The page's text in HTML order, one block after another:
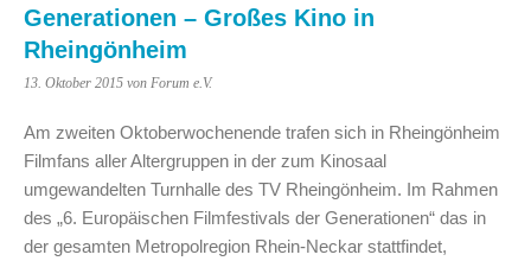
Generationen – Großes Kino in
Rheingönheim
13. Oktober 2015 von Forum e.V.
Am zweiten Oktoberwochenende trafen sich in Rheingönheim
Filmfans aller Altergruppen in der zum Kinosaal
umgewandelten Turnhalle des TV Rheingönheim. Im Rahmen
des „6. Europäischen Filmfestivals der Generationen“ das in
der gesamten Metropolregion Rhein-Neckar stattfindet,